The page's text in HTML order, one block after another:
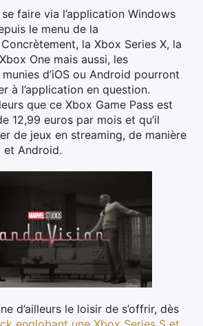
faire via l’application Windows
le menu de la
la Xbox Series X, la
One mais aussi, les
d’iOS ou Android pourront
à l’application en question.
que ce Xbox Game Pass est
12,99 euros par mois et qu’il
de jeux en streaming, de manière
et Android.
d’ailleurs le loisir de s’offrir, dès